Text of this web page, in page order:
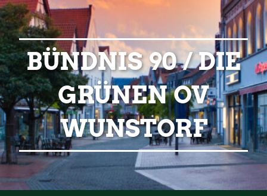
BÜNDNIS 90 / DIE
GRÜNEN OV
WUNSTORF